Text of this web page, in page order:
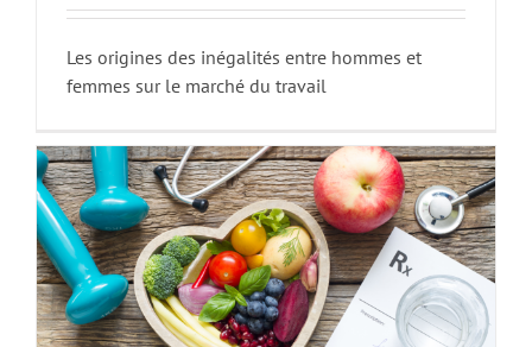
Les origines des inégalités entre hommes et
femmes sur le marché du travail